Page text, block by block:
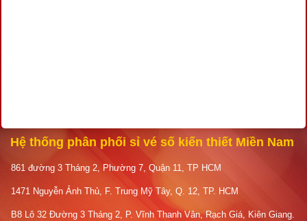
Hệ thống phân phối sỉ vé số kiến thiết Miền Nam
861 đường 3 Tháng 2, Phường 7, Quận 11, TP HCM
1471 Nguyễn Ảnh Thủ, F. Trung Mỹ Tây, Q. 12, TP. HCM
B8 Lô 32 Đường 3 Tháng 2, P. Vĩnh Thanh Vân, Rạch Giá, Kiên Giang.